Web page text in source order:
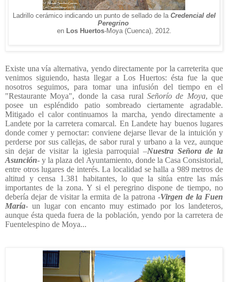
Ladrillo cerámico indicando un punto de sellado de la Credencial del
Peregrino
en Los Huertos-Moya (Cuenca), 2012.
Existe una vía alternativa, yendo directamente por la carreterita que
venimos siguiendo, hasta llegar a Los Huertos: ésta fue la que
nosotros seguimos, para tomar una infusión del tiempo en el
"Restaurante Moya", donde la casa rural Señorío de Moya, que
posee un espléndido patio sombreado ciertamente agradable.
Mitigado el calor continuamos la marcha, yendo directamente a
Landete por la carretera comarcal. En Landete hay buenos lugares
donde comer y pernoctar: conviene dejarse llevar de la intuición y
perderse por sus callejas, de sabor rural y urbano a la vez, aunque
sin dejar de visitar la iglesia parroquial –Nuestra Señora de la
Asunción- y la plaza del Ayuntamiento, donde la Casa Consistorial,
entre otros lugares de interés. La localidad se halla a 989 metros de
altitud y censa 1.381 habitantes, lo que la sitúa entre las más
importantes de la zona. Y si el peregrino dispone de tiempo, no
debería dejar de visitar la ermita de la patrona -Virgen de la Fuen
María- un lugar con encanto muy estimado por los landeteros,
aunque ésta queda fuera de la población, yendo por la carretera de
Fuentelespino de Moya...